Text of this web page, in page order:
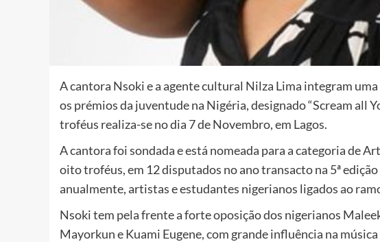
A cantora Nsoki e a agente cultural Nilza Lima integram
os prémios da juventude na Nigéria, designado “Scream all
troféus realiza-se no dia 7 de Novembro, em Lagos.
A cantora foi sondada e está nomeada para a categoria de
oito troféus, em 12 disputados no ano transacto na 5ª
anualmente, artistas e estudantes nigerianos ligados ao
Nsoki tem pela frente a forte oposição dos nigerianos
Mayorkun e Kuami Eugene, com grande influência na